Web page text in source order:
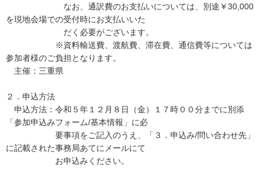
なお、通訳費のお支払いについては、別途￥30,000
を現地会場での受付時にお支払いいた
だく必要がございます。
※資料輸送費、渡航費、滞在費、通信費等については
参加者様のご負担となります。
主催：三重県
２．申込方法
申込方法：令和５年１２月８日（金）１７時００分までに別添
「参加申込みフォーム/基本情報」に必
要事項をご記入のうえ、「３．申込み/問い合わせ先」
に記載された事務局あてにメールにて
お申込みください。